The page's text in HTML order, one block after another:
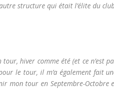
structure qui était l’élite du
hiver comme été (et ce n’est
le tour, il m’a également fait
mon tour en Septembre-Octobre